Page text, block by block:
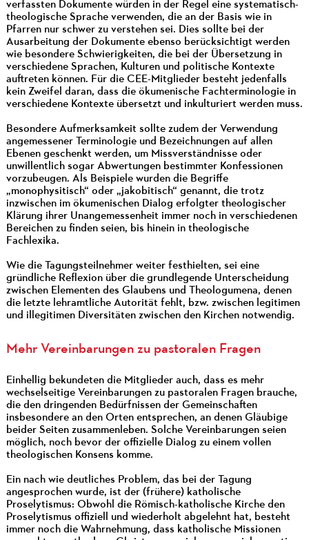
verfassten Dokumente würden in der Regel eine systematisch-
theologische Sprache verwenden, die an der Basis wie in
Pfarren nur schwer zu verstehen sei. Dies sollte bei der
Ausarbeitung der Dokumente ebenso berücksichtigt werden
wie besondere Schwierigkeiten, die bei der Übersetzung in
verschiedene Sprachen, Kulturen und politische Kontexte
auftreten können. Für die CEE-Mitglieder besteht jedenfalls
kein Zweifel daran, dass die ökumenische Fachterminologie in
verschiedene Kontexte übersetzt und inkulturiert werden muss.
Besondere Aufmerksamkeit sollte zudem der Verwendung
angemessener Terminologie und Bezeichnungen auf allen
Ebenen geschenkt werden, um Missverständnisse oder
unwillentlich sogar Abwertungen bestimmter Konfessionen
vorzubeugen. Als Beispiele wurden die Begriffe
„monophysitisch“ oder „jakobitisch“ genannt, die trotz
inzwischen im ökumenischen Dialog erfolgter theologischer
Klärung ihrer Unangemessenheit immer noch in verschiedenen
Bereichen zu finden seien, bis hinein in theologische
Fachlexika.
Wie die Tagungsteilnehmer weiter festhielten, sei eine
gründliche Reflexion über die grundlegende Unterscheidung
zwischen Elementen des Glaubens und Theologumena, denen
die letzte lehramtliche Autorität fehlt, bzw. zwischen legitimen
und illegitimen Diversitäten zwischen den Kirchen notwendig.
Mehr Vereinbarungen zu pastoralen Fragen
Einhellig bekundeten die Mitglieder auch, dass es mehr
wechselseitige Vereinbarungen zu pastoralen Fragen brauche,
die den dringenden Bedürfnissen der Gemeinschaften
insbesondere an den Orten entsprechen, an denen Gläubige
beider Seiten zusammenleben. Solche Vereinbarungen seien
möglich, noch bevor der offizielle Dialog zu einem vollen
theologischen Konsens komme.
Ein nach wie deutliches Problem, das bei der Tagung
angesprochen wurde, ist der (frühere) katholische
Proselytismus: Obwohl die Römisch-katholische Kirche den
Proselytismus offiziell und wiederholt abgelehnt hat, besteht
immer noch die Wahrnehmung, dass katholische Missionen